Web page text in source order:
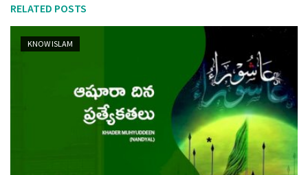
RELATED POSTS
KNOW ISLAM